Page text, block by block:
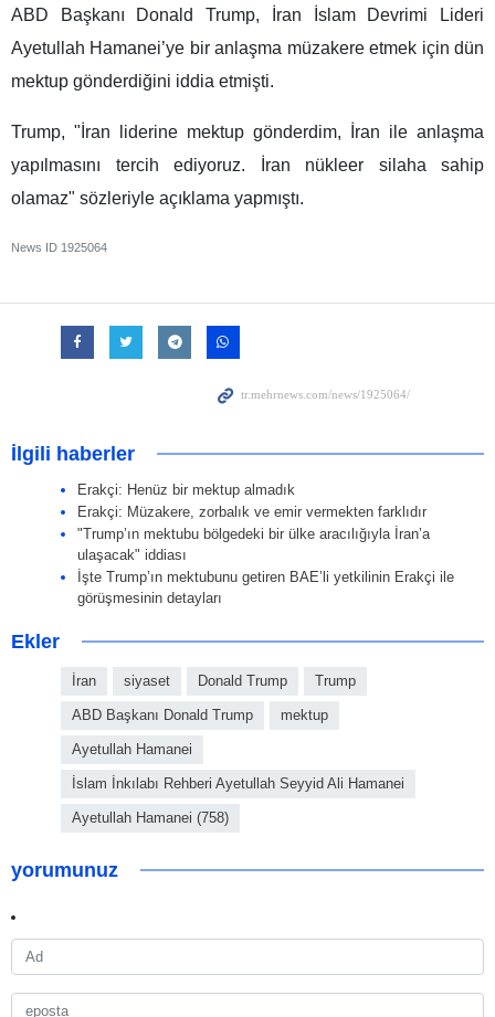
ABD Başkanı Donald Trump, İran İslam Devrimi Lideri
Ayetullah Hamanei’ye bir anlaşma müzakere etmek için dün
mektup gönderdiğini iddia etmişti.
Trump, "İran liderine mektup gönderdim, İran ile anlaşma
yapılmasını tercih ediyoruz. İran nükleer silaha sahip
olamaz" sözleriyle açıklama yapmıştı.
News ID 1925064
İlgili haberler
Erakçi: Henüz bir mektup almadık
Erakçi: Müzakere, zorbalık ve emir vermekten farklıdır
"Trump’ın mektubu bölgedeki bir ülke aracılığıyla İran’a
ulaşacak" iddiası
İşte Trump’ın mektubunu getiren BAE’li yetkilinin Erakçi ile
görüşmesinin detayları
Ekler
İran siyaset Donald Trump Trump
ABD Başkanı Donald Trump mektup
Ayetullah Hamanei
İslam İnkılabı Rehberi Ayetullah Seyyid Ali Hamanei
Ayetullah Hamanei (758)
yorumunuz